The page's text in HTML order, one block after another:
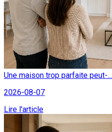
Une maison trop parfaite peut-...
2026-08-07
Lire l'article